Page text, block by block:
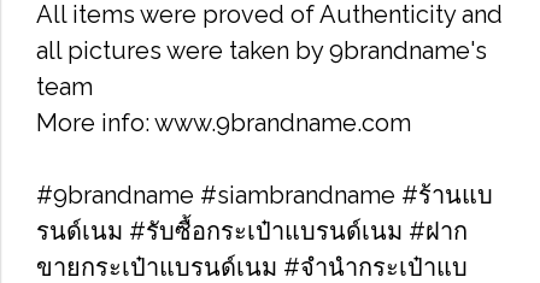
All items were proved of Authenticity and
all pictures were taken by 9brandname's
team
More info: www.9brandname.com
#9brandname #siambrandname #ร้านแบ
รนด์เนม #รับซื้อกระเป๋าแบรนด์เนม​ #ฝาก
ขายกระเป๋าแบรนด์เนม​ #จำนำกระเป๋าแบ